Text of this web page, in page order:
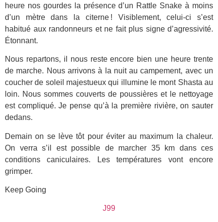
heure nos gourdes la présence d’un Rattle Snake à moins
d’un mètre dans la citerne ! Visiblement, celui-ci s’est
habitué aux randonneurs et ne fait plus signe d’agressivité.
Étonnant.
Nous repartons, il nous reste encore bien une heure trente
de marche. Nous arrivons à la nuit au campement, avec un
coucher de soleil majestueux qui illumine le mont Shasta au
loin. Nous sommes couverts de poussières et le nettoyage
est compliqué. Je pense qu’à la première rivière, on sauter
dedans.
Demain on se lève tôt pour éviter au maximum la chaleur.
On verra s’il est possible de marcher 35 km dans ces
conditions caniculaires. Les températures vont encore
grimper.
Keep Going
J99